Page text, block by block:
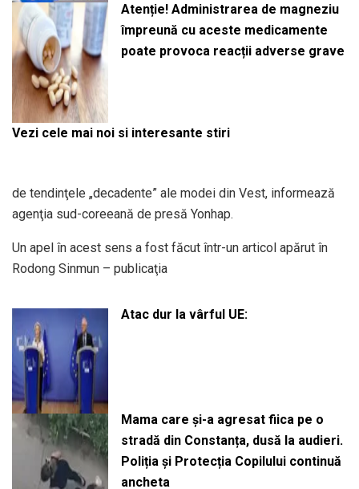
Atenție! Administrarea de magneziu
împreună cu aceste medicamente
poate provoca reacții adverse grave
Vezi cele mai noi si interesante stiri
de tendinţele „decadente” ale modei din Vest, informează
agenţia sud-coreeană de presă Yonhap.
Un apel în acest sens a fost făcut într-un articol apărut în
Rodong Sinmun – publicaţia
Atac dur la vârful UE:
Mama care și-a agresat fiica pe o
stradă din Constanța, dusă la audieri.
Poliția și Protecția Copilului continuă
ancheta